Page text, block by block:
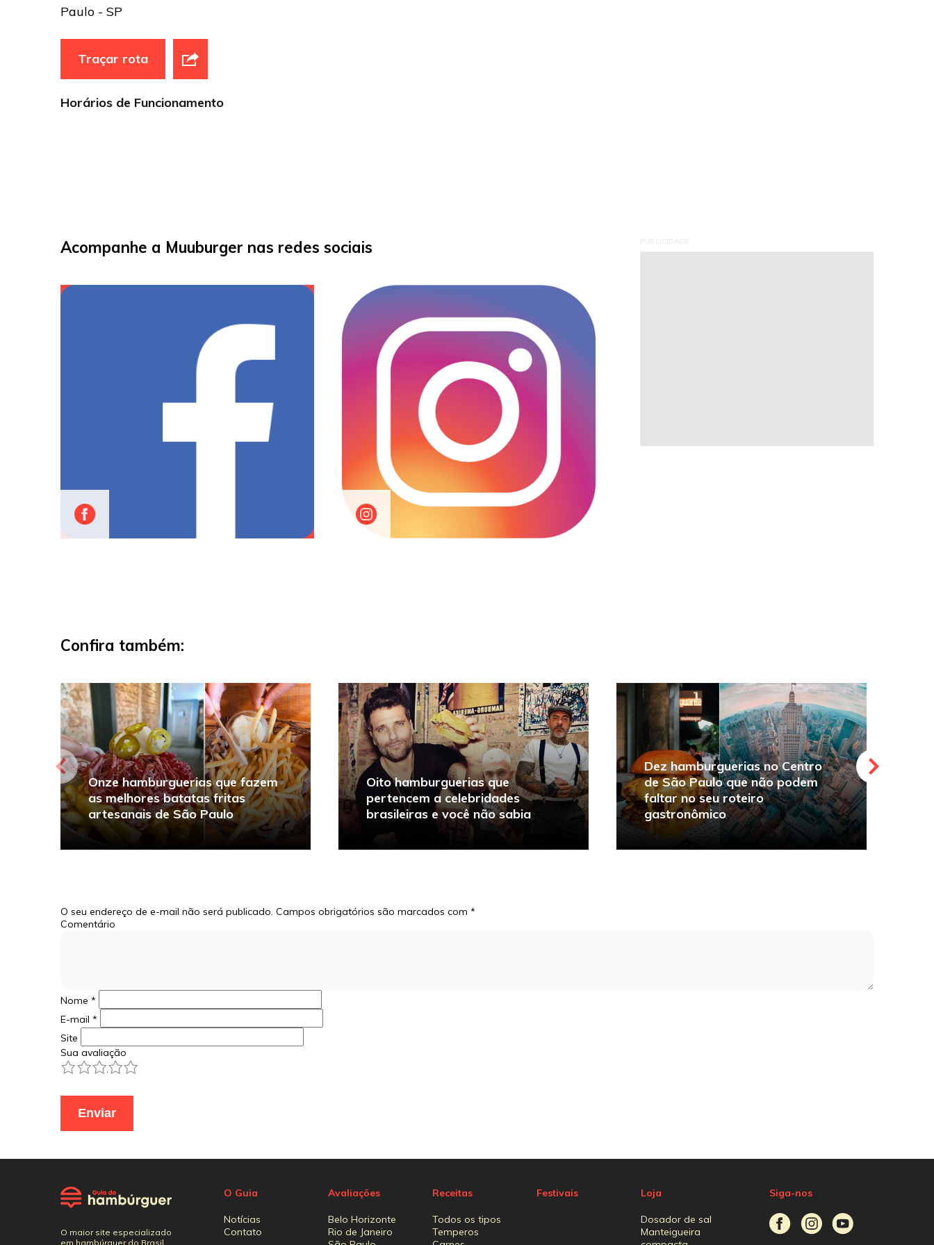
Paulo - SP
Traçar rota
Horários de Funcionamento
Acompanhe a Muuburger nas redes sociais PUBLICIDADE
Confira também:
Onze hamburguerias que fazem
as melhores batatas fritas
artesanais de São Paulo
Oito hamburguerias que
pertencem a celebridades
brasileiras e você não sabia
Dez hamburguerias no Centro
de São Paulo que não podem
faltar no seu roteiro
gastronômico
O seu endereço de e-mail não será publicado. Campos obrigatórios são marcados com *
Comentário
Nome *
E-mail *
Site
Sua avaliação
5
4
3
2
O maior site especializado
em hambúrguer do Brasil
O Guia
Notícias
Contato
Avaliações
Belo Horizonte
Rio de Janeiro
Receitas
Todos os tipos
Temperos
Festivais Loja
Dosador de sal
Manteigueira
Siga-nos